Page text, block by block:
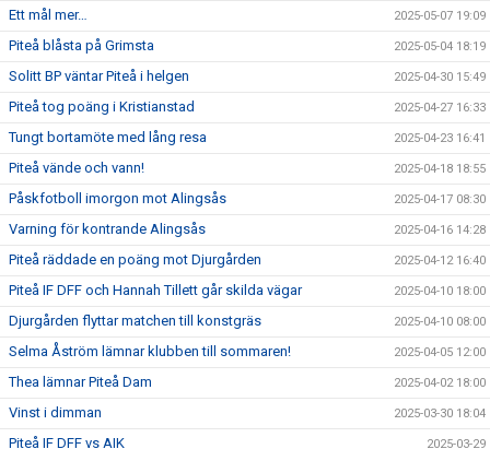
Ett mål mer… 2025-05-07 19:09
Piteå blåsta på Grimsta 2025-05-04 18:19
Solitt BP väntar Piteå i helgen 2025-04-30 15:49
Piteå tog poäng i Kristianstad 2025-04-27 16:33
Tungt bortamöte med lång resa 2025-04-23 16:41
Piteå vände och vann! 2025-04-18 18:55
Påskfotboll imorgon mot Alingsås 2025-04-17 08:30
Varning för kontrande Alingsås 2025-04-16 14:28
Piteå räddade en poäng mot Djurgården 2025-04-12 16:40
Piteå IF DFF och Hannah Tillett går skilda vägar 2025-04-10 18:00
Djurgården flyttar matchen till konstgräs 2025-04-10 08:00
Selma Åström lämnar klubben till sommaren! 2025-04-05 12:00
Thea lämnar Piteå Dam 2025-04-02 18:00
Vinst i dimman 2025-03-30 18:04
Piteå IF DFF vs AIK 2025-03-29